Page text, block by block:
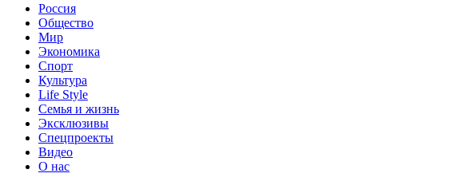
Россия
Общество
Мир
Экономика
Спорт
Культура
Life Style
Семья и жизнь
Эксклюзивы
Спецпроекты
Видео
О нас